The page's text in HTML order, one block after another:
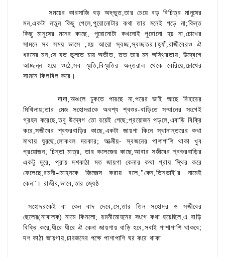
সময়ের কারসাজি বড় অদ্ভুত,তার চেয়ে বড় বিচিত্র মানুষের
মন,একটা নতুন কিছু পেলে,পুরোনোটার কথা তার মনেই পড়ে না;কিন্ত
কিছু মানুষের মনের কাছে, পুরোনোটা কখনোই পুরোনো হয় না,চোখের
সামনে সব সময় ভাসে ,হয় আরো স্বচ্ছ,স্বচ্ছতর।হ্যাঁ,রাজীবেরও ঐ
ধরনের মন,সে যত ভুলতে চায় অতীত, তত তার মন অস্থিরতায়, উদ্বেগে
আচ্ছন্ন হয়ে ওঠে,সব স্মৃতি,বিস্মৃতির অন্তরাল থেকে বেরিয়ে,চোখের
সামনে কিলবিল করে।
দাদা,অঞ্চলে ঢুকতে পারছে না,পরের ভাই আছে বিহারের
মিথিলায়;তার মেজ সহোদরাকে অবশ্য শ্বশুর-বাড়িতে সম্মানের সংগেই
গ্রহন করেছে,তবু উদ্বেগ তো রয়েই গেছে;প্রয়োজন পড়লে,এবাড়ি বিক্রি
করে,সজীবের শ্বশুরবাড়ির কাছে,একটা জায়গা কিনে স্থানান্তরের কথা
মাথায় ঘুরছে,লোকবল দরকার; আত্মীয়- স্বজনের পাশাপাশি থাকা খুব
প্রয়োজন; চিন্তা মাত্র, তার কলেজের কাছে,আবার সজীবের শ্বশুরবাড়ির
একটু দূরে, প্রায় দশকাঠা মত জায়গা কেনার কথা প্রায় স্থির করে
ফেলেছে;রমনী-মোহনকে জিজ্ঞেস করায় বলে,"কেন,তিনভাই'র নামেই
কেন"। রাজীব,ভাবে,তার জ্যেষ্ঠ
সহোদরকেই বা কেন বাদ দেবে,সে,তার তিন সহোদর ও সজীবের
ছেলের(নাবালক) নামে কিনলো; রমনীমোহনের সংগে কথা হয়েছিল,এ বাড়ি
বিক্রি করে,ধীরে ধীরে ঐ কেনা জায়গায় বাড়ি হবে,সবাই পাশাপাশি থাকবে;
দশ কাঠা জায়গায়,চারজনের পক্ষে পাশাপাশি ঘর করে থাকা